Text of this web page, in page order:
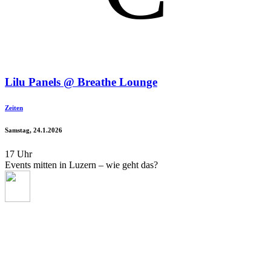
Lilu Panels @ Breathe Lounge
Zeiten
Samstag, 24.1.2026
17 Uhr
Events mitten in Luzern – wie geht das?